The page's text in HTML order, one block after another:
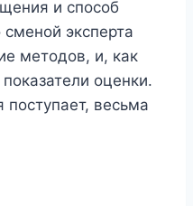
и способ
эксперта
методов, и, как
оценки.
весьма